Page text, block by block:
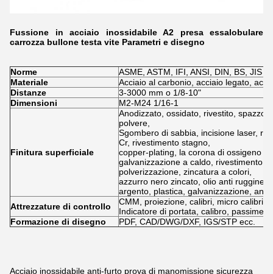
Fussione in acciaio inossidabile A2 presa essalobulare
carrozza bullone testa vite Parametri e disegno
Norme
ASME, ASTM, IFI, ANSI, DIN, BS, JIS
Materiale
Acciaio al carbonio, acciaio legato,
Distanze
3-3000 mm o 1/8-10"
Dimensioni
M2-M24 1/16-1
Finitura superficiale
Anodizzato, ossidato, rivestito,
polvere,
Sgombero di sabbia, incisione laser,
Cr, rivestimento stagno,
copper-plating, la corona di ossigeno
galvanizzazione a caldo, rivestimento
polverizzazione, zincatura a colori,
azzurro nero zincato, olio anti ruggine,
argento, plastica, galvanizzazione,
Attrezzature di controllo
CMM, proiezione, calibri, micro calibri,
Indicatore di portata, calibro,
Formazione di disegno
PDF, CAD/DWG/DXF, IGS/STP ecc.
Acciaio inossidabile anti-furto prova di manomissione sicurezza